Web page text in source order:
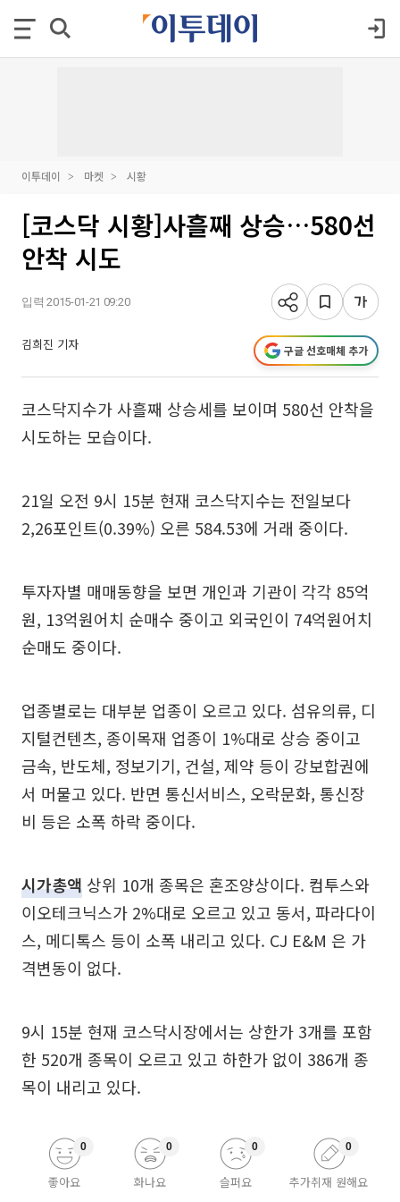
이투데이 마켓 시황
[코스닥 시황]사흘째 상승…580선
안착 시도
입력 2015-01-21 09:20
김희진 기자 구글 선호매체 추가
코스닥지수가 사흘째 상승세를 보이며 580선 안착을
시도하는 모습이다.
21일 오전 9시 15분 현재 코스닥지수는 전일보다
2,26포인트(0.39%) 오른 584.53에 거래 중이다.
투자자별 매매동향을 보면 개인과 기관이 각각 85억
원, 13억원어치 순매수 중이고 외국인이 74억원어치
순매도 중이다.
업종별로는 대부분 업종이 오르고 있다. 섬유의류, 디
지털컨텐츠, 종이목재 업종이 1%대로 상승 중이고
금속, 반도체, 정보기기, 건설, 제약 등이 강보합권에
서 머물고 있다. 반면 통신서비스, 오락문화, 통신장
비 등은 소폭 하락 중이다.
시가총액 상위 10개 종목은 혼조양상이다. 컴투스와
이오테크닉스가 2%대로 오르고 있고 동서, 파라다이
스, 메디톡스 등이 소폭 내리고 있다. CJ E&M 은 가
격변동이 없다.
9시 15분 현재 코스닥시장에서는 상한가 3개를 포함
한 520개 종목이 오르고 있고 하한가 없이 386개 종
목이 내리고 있다.
좋아요
0
화나요
0
슬퍼요
0
추가취재 원해요
0